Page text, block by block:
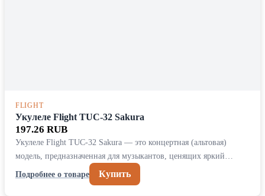
FLIGHT
Укулеле Flight TUC-32 Sakura
197.26 RUB
Укулеле Flight TUC-32 Sakura — это концертная (альтовая)
модель, предназначенная для музыкантов, ценящих яркий…
Подробнее о товаре
Купить